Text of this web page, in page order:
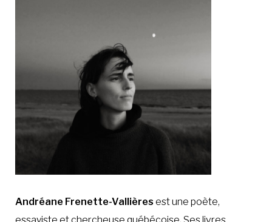
DEVENIR MEMBRE
Andréane Frenette-Vallières est une poète,